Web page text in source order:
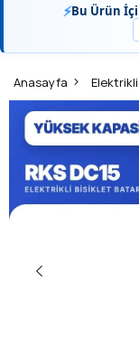
⚡Bu Ürün
Anasayfa